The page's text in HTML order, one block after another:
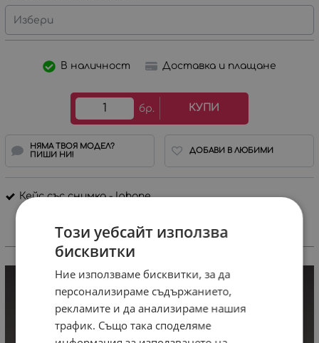
Избери
В наличност Доставка и плащане
бр. КУПИ
НЯМА ТВОЯ МОДЕЛ?
ПИШИ НИ!
ДОБАВИ В ЛЮБИМИ
Кейс със снимка - Iphone
ИНФОРМАЦИЯ
Този уебсайт използва
бисквитки
Ние използваме бисквитки, за да
персонализираме съдържанието,
рекламите и да анализираме нашия
трафик. Също така споделяме